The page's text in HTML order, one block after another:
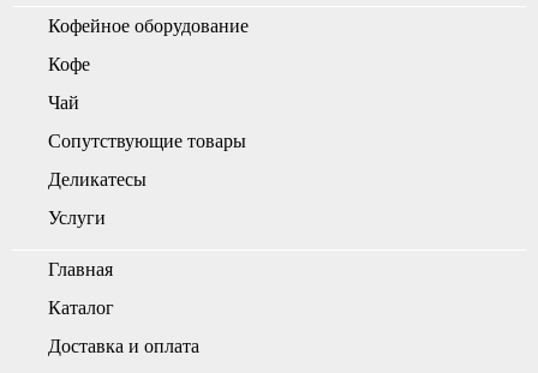
Кофейное оборудование
Кофе
Чай
Сопутствующие товары
Деликатесы
Услуги
Главная
Каталог
Доставка и оплата